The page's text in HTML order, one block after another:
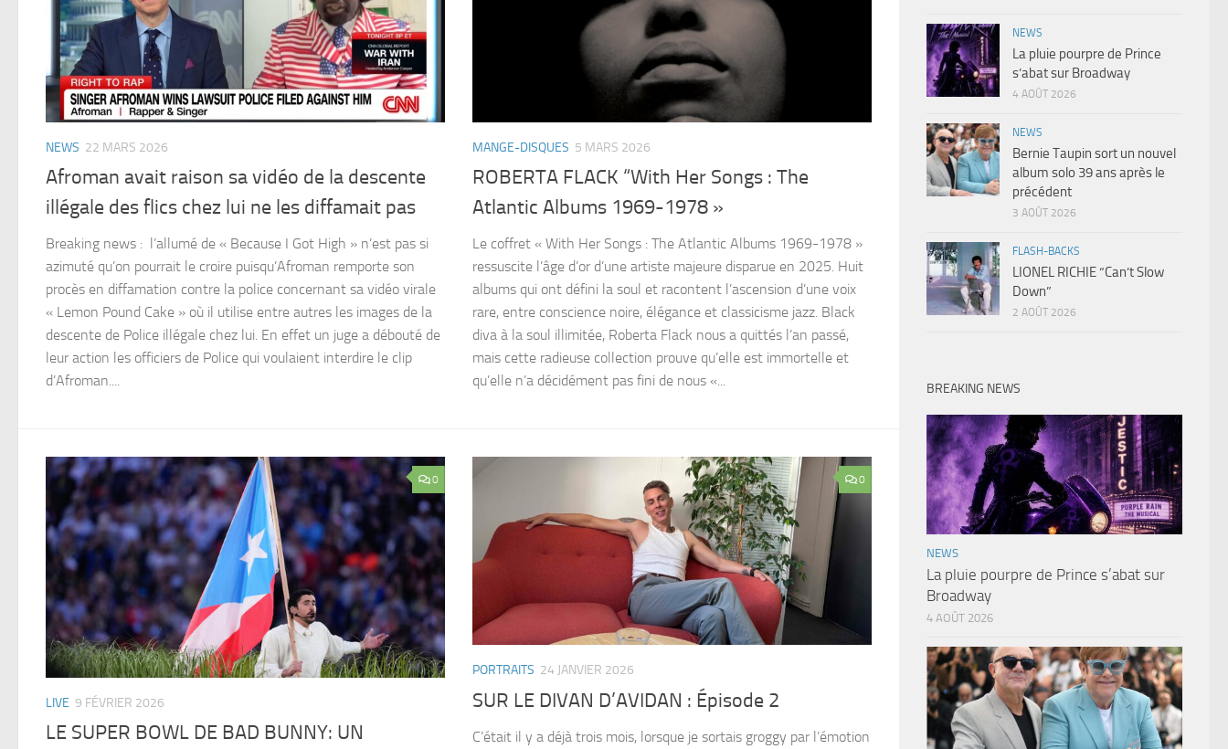
NEWS 22 MARS 2026
Afroman avait raison sa vidéo de la descente
illégale des flics chez lui ne les diffamait pas
Breaking news : l’allumé de « Because I Got High » n’est pas si
azimuté qu’on pourrait le croire puisqu’Afroman remporte son
procès en diffamation contre la police concernant sa vidéo virale
« Lemon Pound Cake » où il utilise entre autres les images de la
descente de Police illégale chez lui. En effet un juge a débouté de
leur action les officiers de Police qui voulaient interdire le clip
d’Afroman....
MANGE-DISQUES 5 MARS 2026
ROBERTA FLACK “With Her Songs : The
Atlantic Albums 1969-1978 »
Le coffret « With Her Songs : The Atlantic Albums 1969-1978 »
ressuscite l’âge d’or d’une artiste majeure disparue en 2025. Huit
albums qui ont défini la soul et racontent l’ascension d’une voix
rare, entre conscience noire, élégance et classicisme jazz. Black
diva à la soul illimitée, Roberta Flack nous a quittés l’an passé,
mais cette radieuse collection prouve qu’elle est immortelle et
qu’elle n’a décidément pas fini de nous «...
0
LIVE 9 FÉVRIER 2026
LE SUPER BOWL DE BAD BUNNY: UN
0
PORTRAITS 24 JANVIER 2026
SUR LE DIVAN D’AVIDAN : Épisode 2
C’était il y a déjà trois mois, lorsque je sortais groggy par l’émotion
NEWS
La pluie pourpre de Prince
s’abat sur Broadway
4 AOÛT 2026
NEWS
Bernie Taupin sort un nouvel
album solo 39 ans après le
précédent
3 AOÛT 2026
FLASH-BACKS
LIONEL RICHIE “Can’t Slow
Down”
2 AOÛT 2026
BREAKING NEWS
NEWS
La pluie pourpre de Prince s’abat sur
Broadway
4 AOÛT 2026